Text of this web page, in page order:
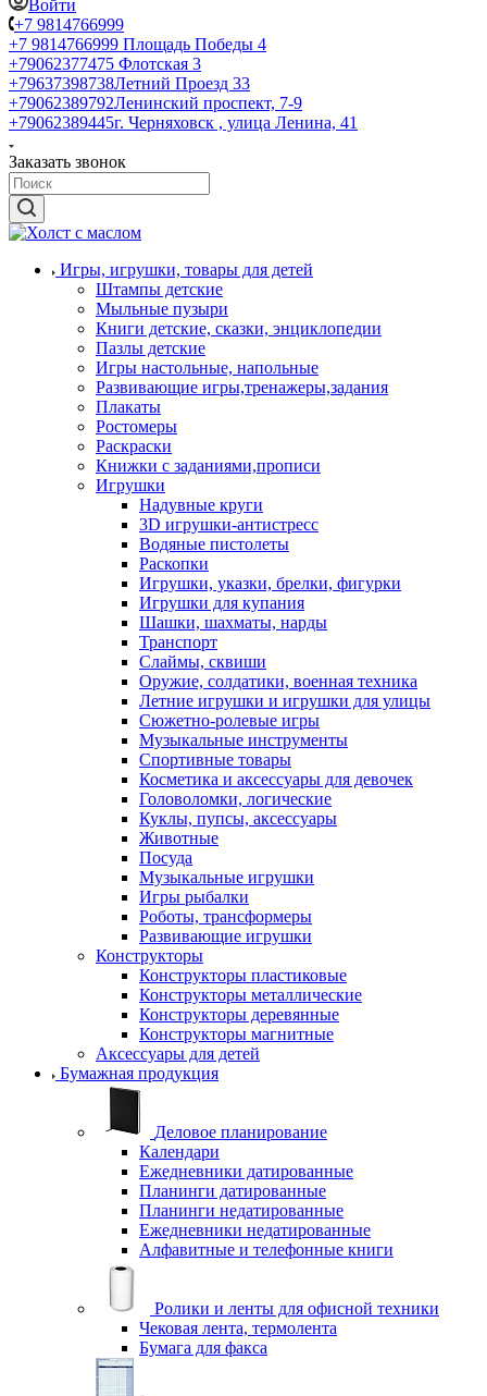
Войти
+7 9814766999
+7 9814766999 Площадь Победы 4
+79062377475 Флотская 3
+79637398738Летний Проезд 33
+79062389792Ленинский проспект, 7-9
+79062389445г. Черняховск , улица Ленина, 41
Заказать звонок
Игры, игрушки, товары для детей
Штампы детские
Мыльные пузыри
Книги детские, сказки, энциклопедии
Пазлы детские
Игры настольные, напольные
Развивающие игры,тренажеры,задания
Плакаты
Ростомеры
Раскраски
Книжки с заданиями,прописи
Игрушки
Надувные круги
3D игрушки-антистресс
Водяные пистолеты
Раскопки
Игрушки, указки, брелки, фигурки
Игрушки для купания
Шашки, шахматы, нарды
Транспорт
Слаймы, сквиши
Оружие, солдатики, военная техника
Летние игрушки и игрушки для улицы
Сюжетно-ролевые игры
Музыкальные инструменты
Спортивные товары
Косметика и аксессуары для девочек
Головоломки, логические
Куклы, пупсы, аксессуары
Животные
Посуда
Музыкальные игрушки
Игры рыбалки
Роботы, трансформеры
Развивающие игрушки
Конструкторы
Конструкторы пластиковые
Конструкторы металлические
Конструкторы деревянные
Конструкторы магнитные
Аксессуары для детей
Бумажная продукция
Деловое планирование
Календари
Ежедневники датированные
Планинги датированные
Планинги недатированные
Ежедневники недатированные
Алфавитные и телефонные книги
Ролики и ленты для офисной техники
Чековая лента, термолента
Бумага для факса